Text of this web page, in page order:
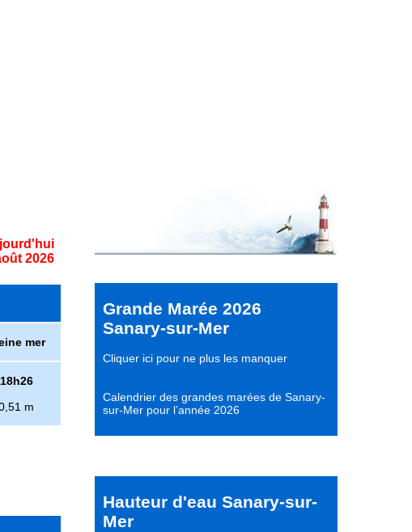
2026
mer
18h26
m
Grande Marée 2026
Sanary-sur-Mer
Cliquer ici pour ne plus les manquer
Calendrier des grandes marées de Sanary-
sur-Mer pour l’année 2026
Hauteur d'eau Sanary-sur-
Mer